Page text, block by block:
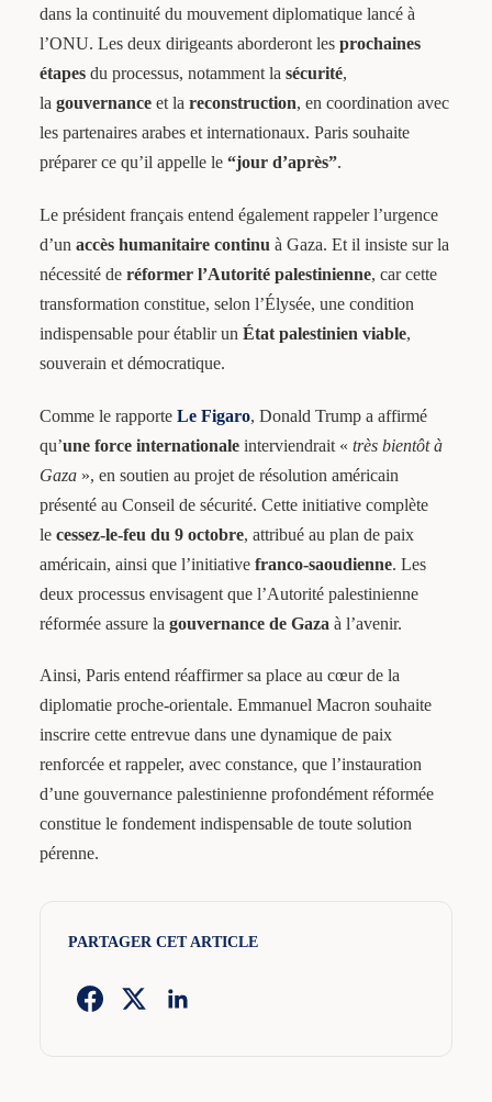
dans la continuité du mouvement diplomatique lancé à
l’ONU. Les deux dirigeants aborderont les prochaines
étapesdu processus, notamment la sécurité,
la gouvernanceet la reconstruction, en coordination avec
les partenaires arabes et internationaux. Paris souhaite
préparer ce qu’il appelle le “jour d’après”.
Le président français entend également rappeler l’urgence
d’un accès humanitaire continu à Gaza. Et il insiste sur la
nécessité de réformer l’Autorité palestinienne, car cette
transformation constitue, selon l’Élysée, une condition
indispensable pour établir un État palestinien viable,
souverain et démocratique.
Comme le rapporte Le Figaro, Donald Trump a affirmé
qu’une force internationaleinterviendrait « très bientôt à
Gaza», en soutien au projet de résolution américain
présenté au Conseil de sécurité. Cette initiative complète
le cessez-le-feu du 9 octobre, attribué au plan de paix
américain, ainsi que l’initiative franco-saoudienne. Les
deux processus envisagent que l’Autorité palestinienne
réformée assure la gouvernance de Gaza à l’avenir.
Ainsi, Paris entend réaffirmer sa place au cœur de la
diplomatie proche-orientale. Emmanuel Macron souhaite
inscrire cette entrevue dans une dynamique de paix
renforcée et rappeler, avec constance, que l’instauration
d’une gouvernance palestinienne profondément réformée
constitue le fondement indispensable de toute solution
pérenne.
PARTAGER CET ARTICLE